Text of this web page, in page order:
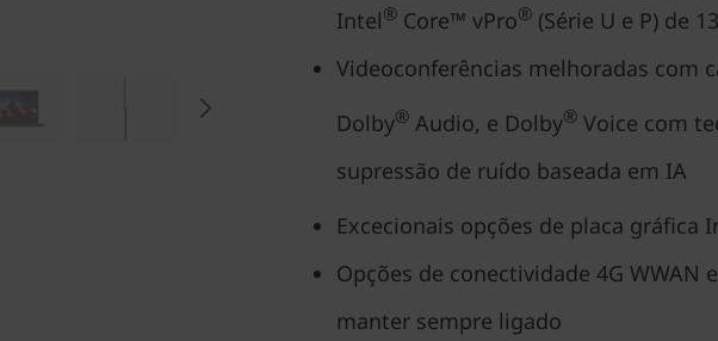
Intel® Core™ vPro® (Série U e P) de
Videoconferências melhoradas com
Dolby® Audio, e Dolby® Voice com
supressão de ruído baseada em IA
Excecionais opções de placa gráfica
Opções de conectividade 4G WWAN
manter sempre ligado